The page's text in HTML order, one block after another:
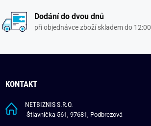
Dodání do dvou dnů
při objednávce zboží skladem do 12:00
KONTAKT
NETBIZNIS S.R.O.
Štiavnička 561, 97681, Podbrezová